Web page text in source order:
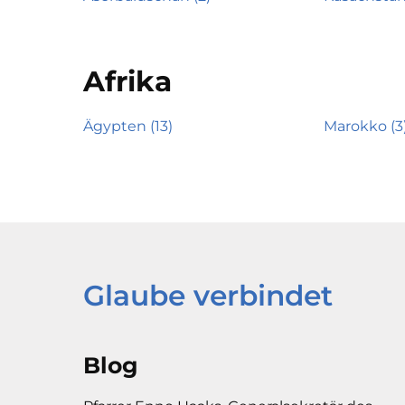
Afrika
Ägypten (13) Marokko
Glaube verbindet
Blog